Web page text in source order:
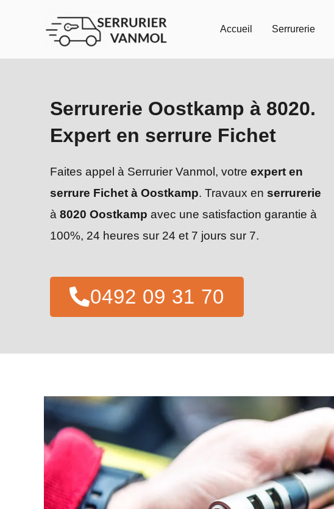
Accueil Serrurerie
Serrurerie Oostkamp à 8020.
Expert en serrure Fichet
Faites appel à Serrurier Vanmol, votre expert en
serrure Fichet à Oostkamp. Travaux en serrurerie
à 8020 Oostkamp avec une satisfaction garantie à
100%, 24 heures sur 24 et 7 jours sur 7.
0492 09 31 70